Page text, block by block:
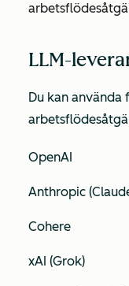
LLM-
Du kan
OpenAI
Anthropic
Cohere
xAI (Grok)